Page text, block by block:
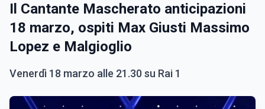
Il Cantante Mascherato anticipazioni
18 marzo, ospiti Max Giusti Massimo
Lopez e Malgioglio
Venerdì 18 marzo alle 21.30 su Rai 1